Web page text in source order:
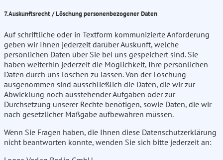
7. Auskunftsrecht / Löschung personenbezogener Daten
Auf schriftliche oder in Textform kommunizierte Anforderung
geben wir Ihnen jederzeit darüber Auskunft, welche
persönlichen Daten über Sie bei uns gespeichert sind. Sie
haben weiterhin jederzeit die Möglichkeit, Ihre persönlichen
Daten durch uns löschen zu lassen. Von der Löschung
ausgenommen sind ausschließlich die Daten, die wir zur
Abwicklung noch ausstehender Aufgaben oder zur
Durchsetzung unserer Rechte benötigen, sowie Daten, die wir
nach gesetzlicher Maßgabe aufbewahren müssen.
Wenn Sie Fragen haben, die Ihnen diese Datenschutzerklärung
nicht beantworten konnte, wenden Sie sich bitte jederzeit an: